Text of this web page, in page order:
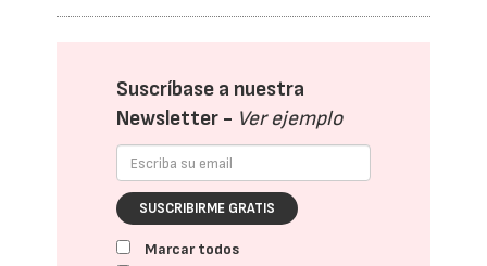
Suscríbase a nuestra
Newsletter - Ver ejemplo
SUSCRIBIRME GRATIS
Marcar todos